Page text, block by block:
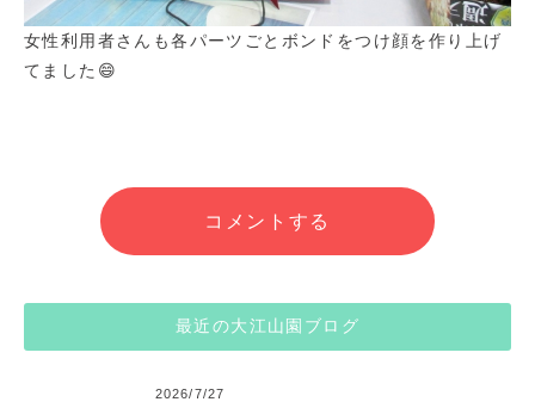
女性利用者さんも各パーツごとボンドをつけ顔を作り上げ
てました😄
コメントする
最近の大江山園ブログ
2026/7/27